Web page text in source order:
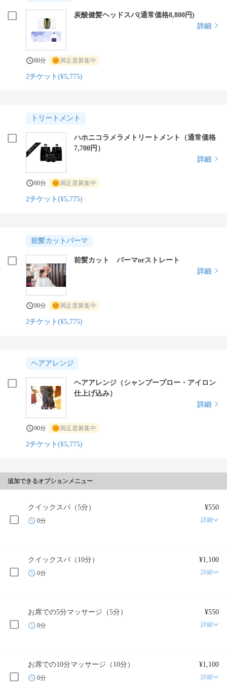
炭酸健髪ヘッドスパ(通常価格8,800円)
詳細
60分 満足度募集中
2チケット(¥5,775)
トリートメント
ハホニコラメラメトリートメント（通常価格
7,700円）
詳細
60分 満足度募集中
2チケット(¥5,775)
前髪カットパーマ
前髪カット パーマorストレート
詳細
90分 満足度募集中
2チケット(¥5,775)
ヘアアレンジ
ヘアアレンジ（シャンプーブロー・アイロン
仕上げ込み）
詳細
90分 満足度募集中
2チケット(¥5,775)
追加できるオプションメニュー
クイックスパ（5分） ¥550
0分 詳細
クイックスパ（10分） ¥1,100
0分 詳細
お席での5分マッサージ（5分） ¥550
0分 詳細
お席での10分マッサージ（10分） ¥1,100
0分 詳細